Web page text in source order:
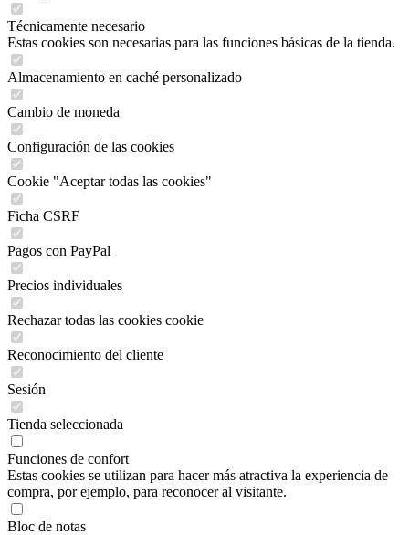
Técnicamente necesario
Estas cookies son necesarias para las funciones básicas de la tienda.
Almacenamiento en caché personalizado
Cambio de moneda
Configuración de las cookies
Cookie "Aceptar todas las cookies"
Ficha CSRF
Pagos con PayPal
Precios individuales
Rechazar todas las cookies cookie
Reconocimiento del cliente
Sesión
Tienda seleccionada
Funciones de confort
Estas cookies se utilizan para hacer más atractiva la experiencia de
compra, por ejemplo, para reconocer al visitante.
Bloc de notas